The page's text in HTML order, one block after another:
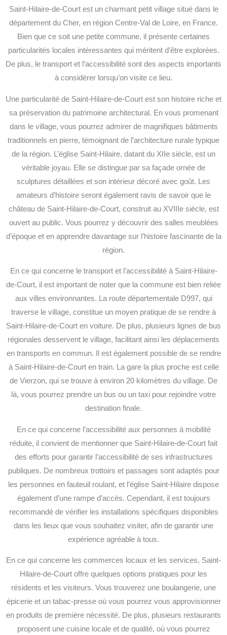
Saint-Hilaire-de-Court est un charmant petit village situé dans le
département du Cher, en région Centre-Val de Loire, en France.
Bien que ce soit une petite commune, il présente certaines
particularités locales intéressantes qui méritent d’être explorées.
De plus, le transport et l’accessibilité sont des aspects importants
à considérer lorsqu’on visite ce lieu.
Une particularité de Saint-Hilaire-de-Court est son histoire riche et
sa préservation du patrimoine architectural. En vous promenant
dans le village, vous pourrez admirer de magnifiques bâtiments
traditionnels en pierre, témoignant de l’architecture rurale typique
de la région. L’église Saint-Hilaire, datant du XIIe siècle, est un
véritable joyau. Elle se distingue par sa façade ornée de
sculptures détaillées et son intérieur décoré avec goût. Les
amateurs d’histoire seront également ravis de savoir que le
château de Saint-Hilaire-de-Court, construit au XVIIIe siècle, est
ouvert au public. Vous pourrez y découvrir des salles meublées
d’époque et en apprendre davantage sur l’histoire fascinante de la
région.
En ce qui concerne le transport et l’accessibilité à Saint-Hilaire-
de-Court, il est important de noter que la commune est bien reliée
aux villes environnantes. La route départementale D997, qui
traverse le village, constitue un moyen pratique de se rendre à
Saint-Hilaire-de-Court en voiture. De plus, plusieurs lignes de bus
régionales desservent le village, facilitant ainsi les déplacements
en transports en commun. Il est également possible de se rendre
à Saint-Hilaire-de-Court en train. La gare la plus proche est celle
de Vierzon, qui se trouve à environ 20 kilomètres du village. De
là, vous pourrez prendre un bus ou un taxi pour rejoindre votre
destination finale.
En ce qui concerne l’accessibilité aux personnes à mobilité
réduite, il convient de mentionner que Saint-Hilaire-de-Court fait
des efforts pour garantir l’accessibilité de ses infrastructures
publiques. De nombreux trottoirs et passages sont adaptés pour
les personnes en fauteuil roulant, et l’église Saint-Hilaire dispose
également d’une rampe d’accès. Cependant, il est toujours
recommandé de vérifier les installations spécifiques disponibles
dans les lieux que vous souhaitez visiter, afin de garantir une
expérience agréable à tous.
En ce qui concerne les commerces locaux et les services, Saint-
Hilaire-de-Court offre quelques options pratiques pour les
résidents et les visiteurs. Vous trouverez une boulangerie, une
épicerie et un tabac-presse où vous pourrez vous approvisionner
en produits de première nécessité. De plus, plusieurs restaurants
proposent une cuisine locale et de qualité, où vous pourrez